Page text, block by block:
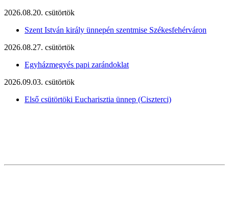
2026.08.20. csütörtök
Szent István király ünnepén szentmise Székesfehérváron
2026.08.27. csütörtök
Egyházmegyés papi zarándoklat
2026.09.03. csütörtök
Első csütörtöki Eucharisztia ünnep (Ciszterci)